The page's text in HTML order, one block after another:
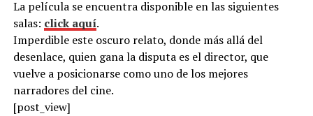
La película se encuentra disponible en las siguientes
salas: click aquí.
Imperdible este oscuro relato, donde más allá del
desenlace, quien gana la disputa es el director, que
vuelve a posicionarse como uno de los mejores
narradores del cine.
[post_view]